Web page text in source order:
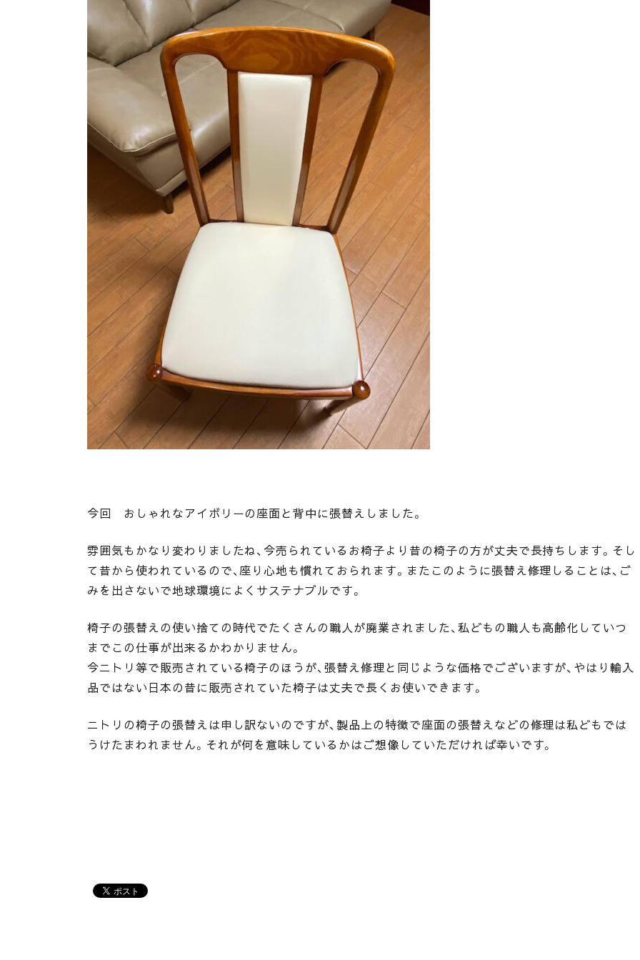
今回 おしゃれなアイボリーの座面と背中に張替えしました。
雰囲気もかなり変わりましたね、今売られているお椅子より昔の椅子の方が丈夫で長持ちします。そし
て昔から使われているので、座り心地も慣れておられます。またこのように張替え修理しることは、ご
みを出さないで地球環境によくサステナブルです。
椅子の張替えの使い捨ての時代でたくさんの職人が廃業されました、私どもの職人も高齢化していつ
までこの仕事が出来るかわかりません。
今ニトリ等で販売されている椅子のほうが、張替え修理と同じような価格でございますが、やはり輸入
品ではない日本の昔に販売されていた椅子は丈夫で長くお使いできます。
ニトリの椅子の張替えは申し訳ないのですが、製品上の特徴で座面の張替えなどの修理は私どもでは
うけたまわれません。それが何を意味しているかはご想像していただければ幸いです。